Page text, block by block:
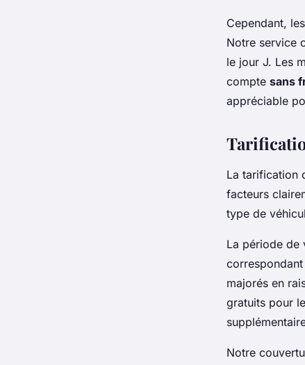
Cependant,
Notre service
le jour J. Les
compte sans
appréciable
La tarification
facteurs
type de
La période de
majorés en
gratuits pour
Notre